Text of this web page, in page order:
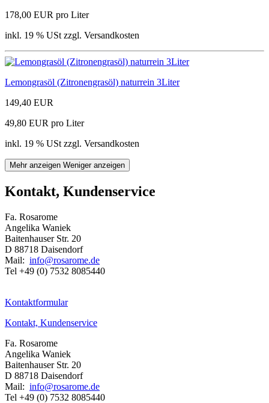
178,00 EUR pro Liter
inkl. 19 % USt zzgl. Versandkosten
Lemongrasöl (Zitronengrasöl) naturrein 3Liter
149,40 EUR
49,80 EUR pro Liter
inkl. 19 % USt zzgl. Versandkosten
Mehr anzeigen Weniger anzeigen
Kontakt, Kundenservice
Fa. Rosarome
Angelika Waniek
Baitenhauser Str. 20
D 88718 Daisendorf
Mail: info@rosarome.de
Tel +49 (0) 7532 8085440
Kontaktformular
Kontakt, Kundenservice
Fa. Rosarome
Angelika Waniek
Baitenhauser Str. 20
D 88718 Daisendorf
Mail: info@rosarome.de
Tel +49 (0) 7532 8085440